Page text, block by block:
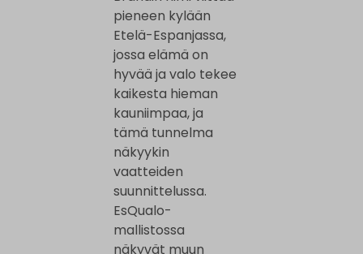
pieneen kylään
Etelä-Espanjassa,
jossa elämä on
hyvää ja valo tekee
kaikesta hieman
kauniimpaa, ja
tämä tunnelma
näkyykin
vaatteiden
suunnittelussa.
EsQualo-
mallistossa
näkyvät muun